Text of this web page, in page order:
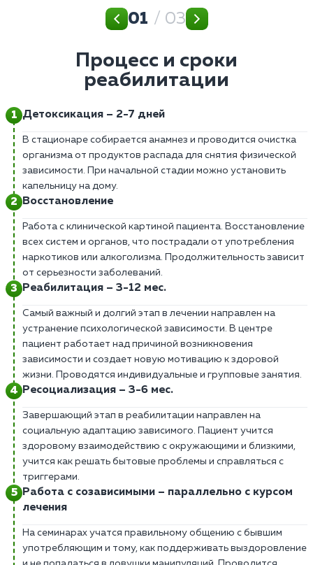
01 / 03
Процесс и сроки
реабилитации
Детоксикация – 2-7 дней
В стационаре собирается анамнез и проводится очистка
организма от продуктов распада для снятия физической
зависимости. При начальной стадии можно установить
капельницу на дому.
Восстановление
Работа с клинической картиной пациента. Восстановление
всех систем и органов, что пострадали от употребления
наркотиков или алкоголизма. Продолжительность зависит
от серьезности заболеваний.
Реабилитация – 3-12 мес.
Самый важный и долгий этап в лечении направлен на
устранение психологической зависимости. В центре
пациент работает над причиной возникновения
зависимости и создает новую мотивацию к здоровой
жизни. Проводятся индивидуальные и групповые занятия.
Ресоциализация – 3-6 мес.
Завершающий этап в реабилитации направлен на
социальную адаптацию зависимого. Пациент учится
здоровому взаимодействию с окружающими и близкими,
учится как решать бытовые проблемы и справляться с
триггерами.
Работа с созависимыми – параллельно с курсом
лечения
На семинарах учатся правильному общению с бывшим
употребляющим и тому, как поддерживать выздоровление